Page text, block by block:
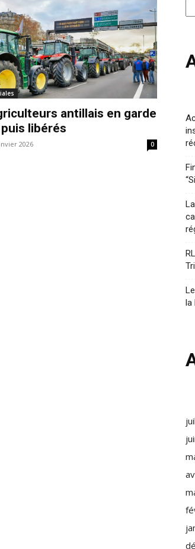
antillais en garde
libérés
2026 0
la